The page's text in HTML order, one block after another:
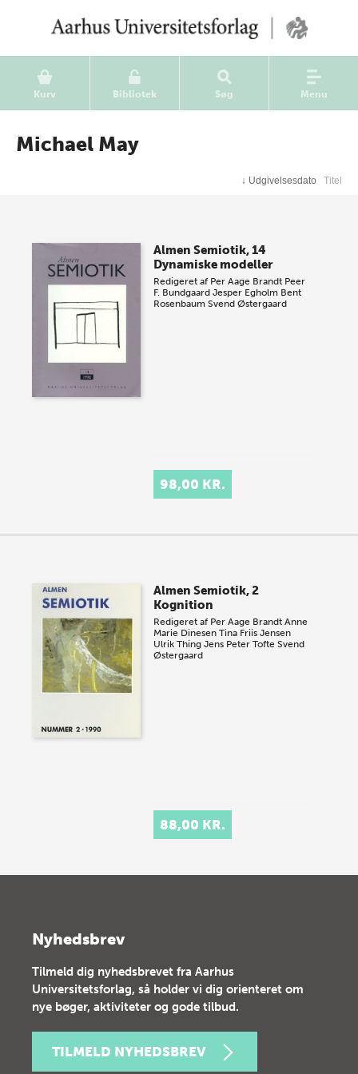
Kurv Bibliotek Søg Menu
Michael May
↓ Udgivelsesdato Titel
Almen Semiotik, 14
Dynamiske modeller
Redigeret af Per Aage Brandt Peer
F. Bundgaard Jesper Egholm Bent
Rosenbaum Svend Østergaard
98,00 KR.
Almen Semiotik, 2
Kognition
Redigeret af Per Aage Brandt Anne
Marie Dinesen Tina Friis Jensen
Ulrik Thing Jens Peter Tofte Svend
Østergaard
88,00 KR.
Nyhedsbrev
Tilmeld dig nyhedsbrevet fra Aarhus
Universitetsforlag, så holder vi dig orienteret om
nye bøger, aktiviteter og gode tilbud.
TILMELD NYHEDSBREV